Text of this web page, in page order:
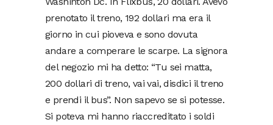
prenotato il treno, 192 dollari ma era il
giorno in cui pioveva e sono dovuta
andare a comperare le scarpe. La signora
del negozio mi ha detto: “Tu sei matta,
200 dollari di treno, vai vai, disdici il treno
e prendi il bus”. Non sapevo se si potesse.
Si poteva mi hanno riaccreditato i soldi